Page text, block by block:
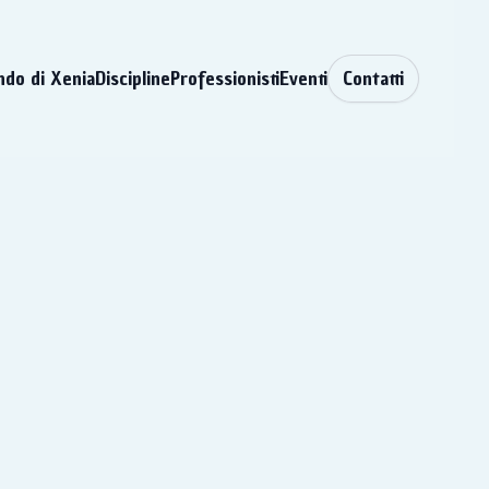
di XeniaDisciplineProfessionistiEventi Contatti